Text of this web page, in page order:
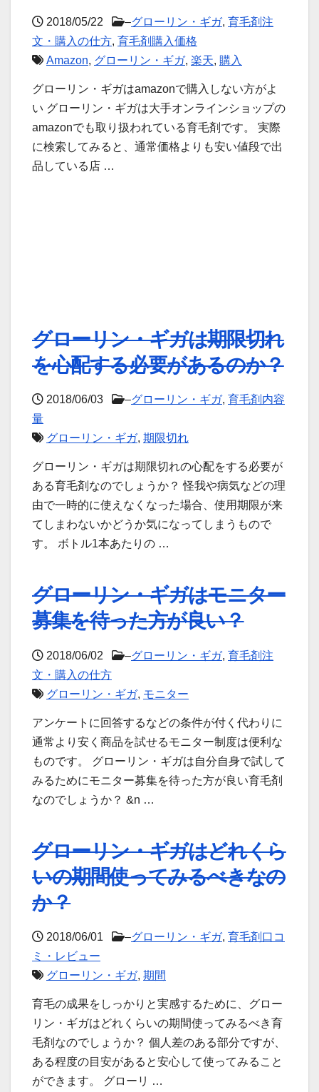
2018/05/22 –グローリン・ギガ, 育毛剤注
文・購入の仕方, 育毛剤購入価格
Amazon, グローリン・ギガ, 楽天, 購入
グローリン・ギガはamazonで購入しない方がよ
い グローリン・ギガは大手オンラインショップの
amazonでも取り扱われている育毛剤です。 実際
に検索してみると、通常価格よりも安い値段で出
品している店 …
グローリン・ギガは期限切れ
を心配する必要があるのか？
2018/06/03 –グローリン・ギガ, 育毛剤内容
量
グローリン・ギガ, 期限切れ
グローリン・ギガは期限切れの心配をする必要が
ある育毛剤なのでしょうか？ 怪我や病気などの理
由で一時的に使えなくなった場合、使用期限が来
てしまわないかどうか気になってしまうもので
す。 ボトル1本あたりの …
グローリン・ギガはモニター
募集を待った方が良い？
2018/06/02 –グローリン・ギガ, 育毛剤注
文・購入の仕方
グローリン・ギガ, モニター
アンケートに回答するなどの条件が付く代わりに
通常より安く商品を試せるモニター制度は便利な
ものです。 グローリン・ギガは自分自身で試して
みるためにモニター募集を待った方が良い育毛剤
なのでしょうか？ &n …
グローリン・ギガはどれくら
いの期間使ってみるべきなの
か？
2018/06/01 –グローリン・ギガ, 育毛剤口コ
ミ・レビュー
グローリン・ギガ, 期間
育毛の成果をしっかりと実感するために、グロー
リン・ギガはどれくらいの期間使ってみるべき育
毛剤なのでしょうか？ 個人差のある部分ですが、
ある程度の目安があると安心して使ってみること
ができます。 グローリ …